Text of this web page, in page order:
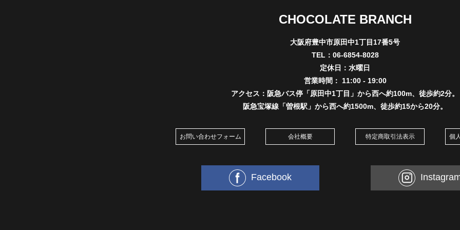
CHOCOLATE BRANCH
大阪府豊中市原田中1丁目17番5号
TEL：06-6854-8028
定休日：水曜日
営業時間： 11:00 - 19:00
アクセス：阪急バス停「原田中1丁目」から西へ約100m、徒歩約2分。
阪急宝塚線「曽根駅」から西へ約1500m、徒歩約15から20分。
お問い合わせフォーム 会社概要 特定商取引法表示 個
Facebook